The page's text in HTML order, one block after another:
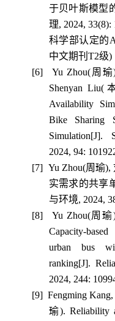
于贝叶斯模型
理, 2024, 33(8):
科学部认定的A
中文期刊 T2级)
[6]
Yu Zhou(周瑜
Shenyan Liu(
Availability
Bike Sharing
Simulation[J].
2024, 94:
[7] Yu Zhou(周瑜),
实需求的共享
与环境, 2024,
[8]
Yu Zhou(周瑜
Capacity-
urban bus
ranking[J].
2024, 244:
[9] Fengming
瑜). Reliability